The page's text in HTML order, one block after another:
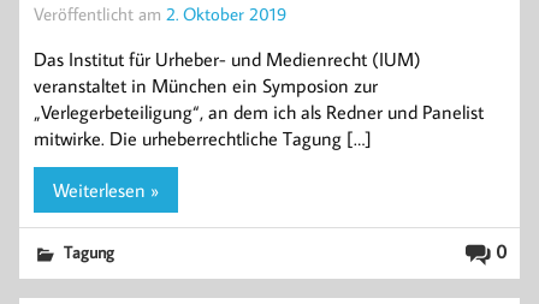
Veröffentlicht am 2. Oktober 2019
Das Institut für Urheber- und Medienrecht (IUM)
veranstaltet in München ein Symposion zur
„Verlegerbeteiligung“, an dem ich als Redner und Panelist
mitwirke. Die urheberrechtliche Tagung […]
Weiterlesen »
0
Tagung